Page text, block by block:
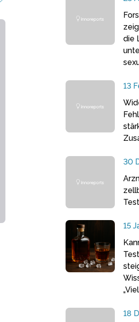
die
13
30
15
18